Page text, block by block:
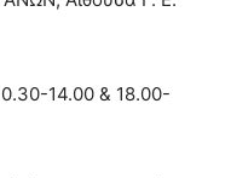
14.00 & 18.00-